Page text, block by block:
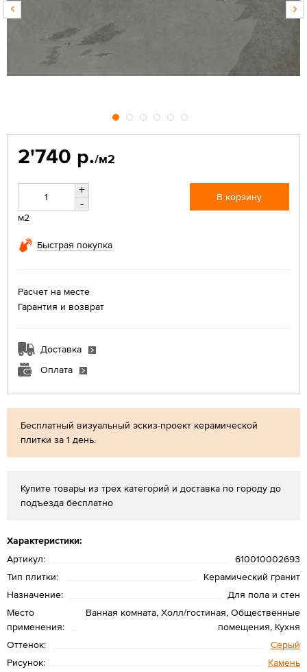
Бесплатный визуальный эскиз-проект керамической
плитки за 1 день.
Купите товары из трех категорий и доставка по городу до
подъезда бесплатно
Характеристики:
Артикул:
610010002693
Тип плитки:
Керамический гранит
Назначение:
Для пола и стен
Место
применения:
Ванная комната, Холл/гостиная, Общественные
помещения, Кухня
Оттенок:
Серый
Рисунок:
Камень
2'740 р./м2
+
-
м2
В корзину
Быстрая покупка
Расчет на месте
Гарантия и возврат
Доставка
Оплата